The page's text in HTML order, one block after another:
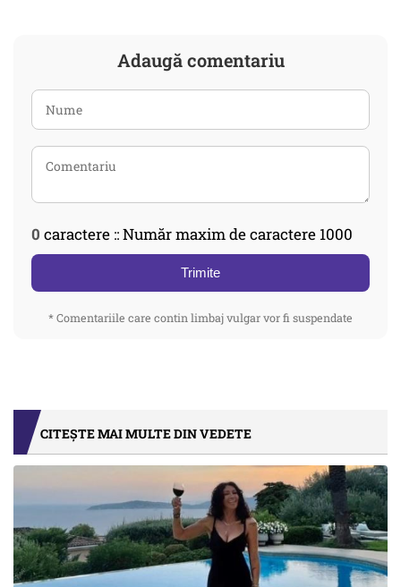
Adaugă comentariu
0 caractere :: Număr maxim de caractere 1000
Trimite
* Comentariile care contin limbaj vulgar vor fi suspendate
CITEȘTE MAI MULTE DIN VEDETE